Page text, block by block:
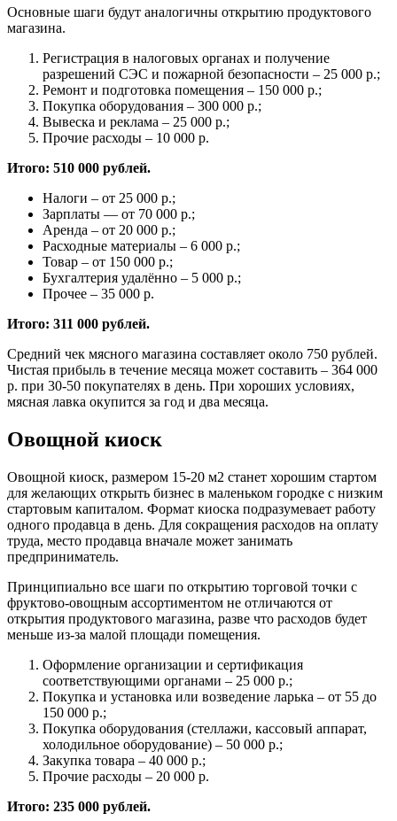
Основные шаги будут аналогичны открытию продуктового
магазина.
Регистрация в налоговых органах и получение
разрешений СЭС и пожарной безопасности – 25 000 р.;
Ремонт и подготовка помещения – 150 000 р.;
Покупка оборудования – 300 000 р.;
Вывеска и реклама – 25 000 р.;
Прочие расходы – 10 000 р.
Итого: 510 000 рублей.
Налоги – от 25 000 р.;
Зарплаты — от 70 000 р.;
Аренда – от 20 000 р.;
Расходные материалы – 6 000 р.;
Товар – от 150 000 р.;
Бухгалтерия удалённо – 5 000 р.;
Прочее – 35 000 р.
Итого: 311 000 рублей.
Средний чек мясного магазина составляет около 750 рублей.
Чистая прибыль в течение месяца может составить – 364 000
р. при 30-50 покупателях в день. При хороших условиях,
мясная лавка окупится за год и два месяца.
Овощной киоск
Овощной киоск, размером 15-20 м2 станет хорошим стартом
для желающих открыть бизнес в маленьком городке с низким
стартовым капиталом. Формат киоска подразумевает работу
одного продавца в день. Для сокращения расходов на оплату
труда, место продавца вначале может занимать
предприниматель.
Принципиально все шаги по открытию торговой точки с
фруктово-овощным ассортиментом не отличаются от
открытия продуктового магазина, разве что расходов будет
меньше из-за малой площади помещения.
Оформление организации и сертификация
соответствующими органами – 25 000 р.;
Покупка и установка или возведение ларька – от 55 до
150 000 р.;
Покупка оборудования (стеллажи, кассовый аппарат,
холодильное оборудование) – 50 000 р.;
Закупка товара – 40 000 р.;
Прочие расходы – 20 000 р.
Итого: 235 000 рублей.